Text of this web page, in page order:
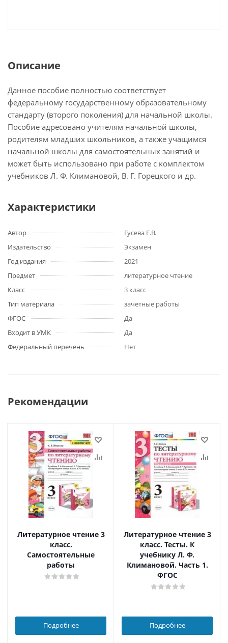
Описание
Данное пособие полностью соответствует
федеральному государственному образовательному
стандарту (второго поколения) для начальной школы.
Пособие адресовано учителям начальной школы,
родителям младших школьников, а также учащимся
начальной школы для самостоятельных занятий и
может быть использовано при работе с комплектом
учебников Л. Ф. Климановой, В. Г. Горецкого и др.
Характеристики
Автор
Гусева Е.В.
Издательство
Экзамен
Год издания
2021
Предмет
литературное чтение
Класс
3 класс
Тип материала
зачетные работы
ФГОС
Да
Входит в УМК
Да
Федеральный перечень
Нет
Рекомендации
Литературное чтение 3
класс.
Самостоятельные
работы
Подробнее
Литературное чтение 3
класс. Тесты. К
учебнику Л. Ф.
Климановой. Часть 1.
ФГОС
Подробнее